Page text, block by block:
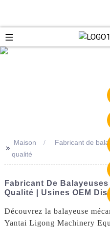
>>
Maison
Fabricant de
qualité
Fabricant De
Qualité | Usines OEM
Découvrez la balayeuse
Yantai Ligong Machinery